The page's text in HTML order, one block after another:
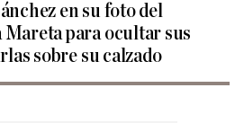
en su foto del
Mareta para ocultar sus
sobre su calzado